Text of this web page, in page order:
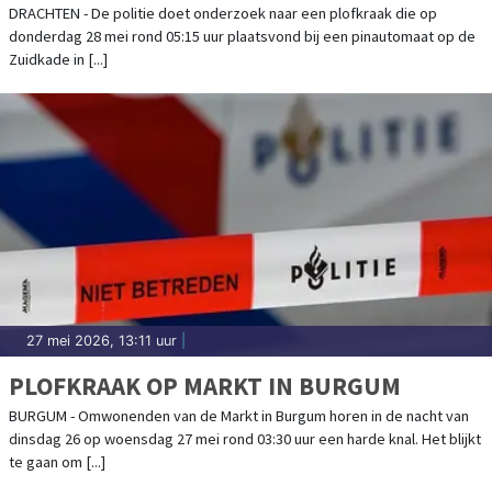
DRACHTEN - De politie doet onderzoek naar een plofkraak die op
donderdag 28 mei rond 05:15 uur plaatsvond bij een pinautomaat op de
Zuidkade in [...]
27 mei 2026, 13:11 uur
PLOFKRAAK OP MARKT IN BURGUM
BURGUM - Omwonenden van de Markt in Burgum horen in de nacht van
dinsdag 26 op woensdag 27 mei rond 03:30 uur een harde knal. Het blijkt
te gaan om [...]